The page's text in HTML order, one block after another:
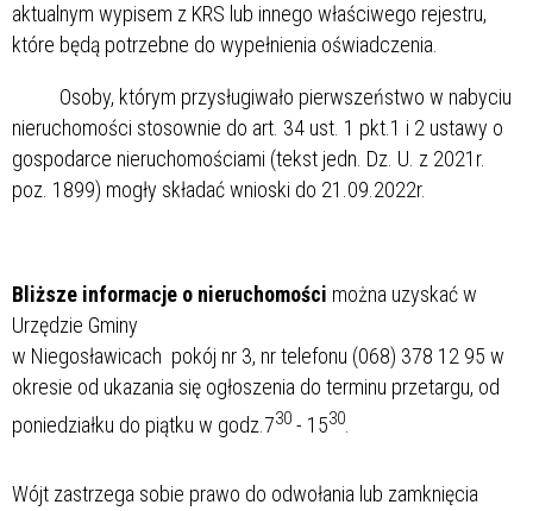
aktualnym wypisem z KRS lub innego właściwego rejestru,
które będą potrzebne do wypełnienia oświadczenia.
Osoby, którym przysługiwało pierwszeństwo w nabyciu
nieruchomości stosownie do art. 34 ust. 1 pkt.1 i 2 ustawy o
gospodarce nieruchomościami (tekst jedn. Dz. U. z 2021r.
poz. 1899) mogły składać wnioski do 21.09.2022r.
Bliższe informacje o nieruchomości można uzyskać w
Urzędzie Gminy
w Niegosławicach pokój nr 3, nr telefonu (068) 378 12 95 w
okresie od ukazania się ogłoszenia do terminu przetargu, od
poniedziałku do piątku w godz.730 - 1530.
Wójt zastrzega sobie prawo do odwołania lub zamknięcia